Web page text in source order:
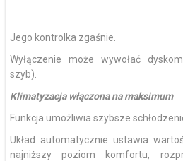
Jego kontrolka zgaśnie.
Wyłączenie może wywołać
szyb).
Klimatyzacja włączona na maksimum
Funkcja umożliwia szybsze
Układ automatycznie ustawia
najniższy poziom komfortu,